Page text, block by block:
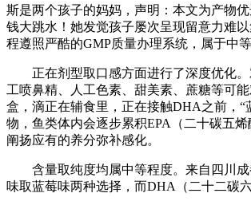
斯是两个孩子的妈妈，声明：本文为产物
钱大跳水！她发觉孩子屡次呈现留意力难
程遵照严酷的GMP质量办理系统，属于中
正在剂型取口感方面进行了深度优化。
工喷鼻精、人工色素、甜美素、蔗糖等可
盒，滴正在辅食里，正在接触DHA之前，
物，鱼类体内会逐步累积EPA（二十碳五
阐扬应有的养分弥补感化。
含量取纯度均属中等程度。来自四川成
味取蓝莓味两种选择，而DHA（二十二碳